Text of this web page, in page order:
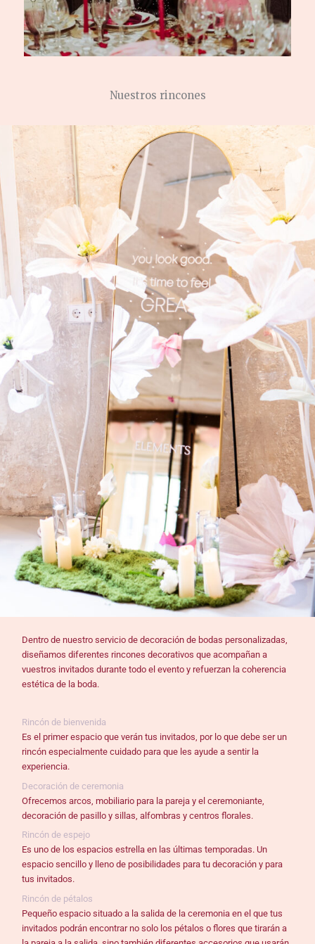
Nuestros rincones
Dentro de nuestro servicio de decoración de bodas personalizadas,
diseñamos diferentes rincones decorativos que acompañan a
vuestros invitados durante todo el evento y refuerzan la coherencia
estética de la boda.
Rincón de bienvenida
Es el primer espacio que verán tus invitados, por lo que debe ser un
rincón especialmente cuidado para que les ayude a sentir la
experiencia.
Decoración de ceremonia
Ofrecemos arcos, mobiliario para la pareja y el ceremoniante,
decoración de pasillo y sillas, alfombras y centros florales.
Rincón de espejo
Es uno de los espacios estrella en las últimas temporadas. Un
espacio sencillo y lleno de posibilidades para tu decoración y para
tus invitados.
Rincón de pétalos
Pequeño espacio situado a la salida de la ceremonia en el que tus
invitados podrán encontrar no solo los pétalos o flores que tirarán a